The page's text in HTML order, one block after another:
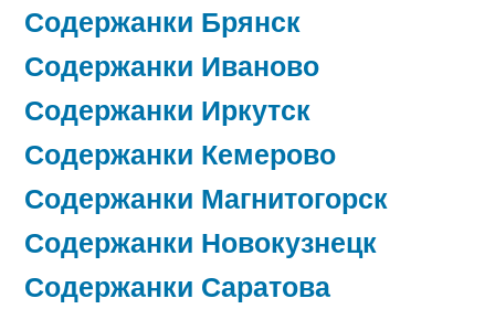
Содержанки Брянск
Содержанки Иваново
Содержанки Иркутск
Содержанки Кемерово
Содержанки Магнитогорск
Содержанки Новокузнецк
Содержанки Саратова